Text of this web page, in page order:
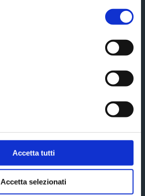
Accetta tutti
Accetta selezionati